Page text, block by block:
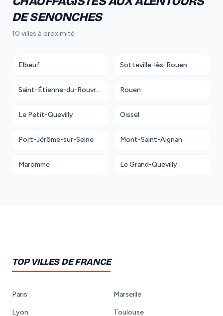
DE SENONCHES
10 villes à proximité
Elbeuf Sotteville-lès-Rouen
Saint-Étienne-du-Rouvray Rouen
Le Petit-Quevilly Oissel
Port-Jérôme-sur-Seine Mont-Saint-Aignan
Maromme Le Grand-Quevilly
TOP VILLES DE FRANCE
Paris Marseille
Lyon Toulouse